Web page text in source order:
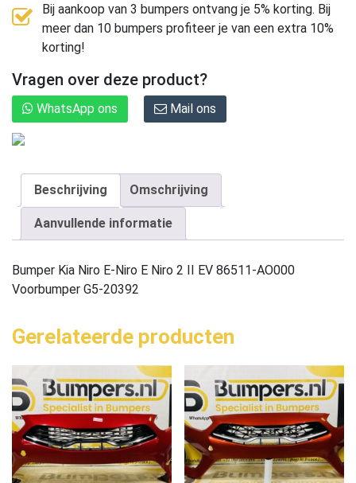
Bij aankoop van 3 bumpers ontvang je 5% korting. Bij
meer dan 10 bumpers profiteer je van een extra 10%
korting!
Vragen over deze product?
WhatsApp ons Mail ons
Beschrijving Omschrijving
Aanvullende informatie
Bumper Kia Niro E-Niro E Niro 2 II EV 86511-AO000
Voorbumper G5-20392
Gerelateerde producten